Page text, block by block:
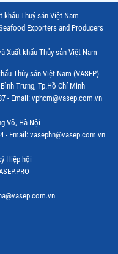
khẩu Thuỷ sản Việt Nam
Exporters and Producers
Xuất khẩu Thủy sản Việt Nam
Thủy sản Việt Nam (VASEP)
Trưng, Tp.Hồ Chí Minh
- Email: vphcm@vasep.com.vn
Võ, Hà Nội
- Email: vasephn@vasep.com.vn
Hiệp hội